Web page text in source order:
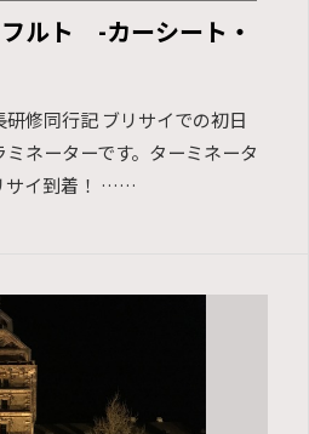
ルト -カーシート・
修同行記 ブリサイでの初日
ネーターです。ターミネータ
サイ到着！ ……